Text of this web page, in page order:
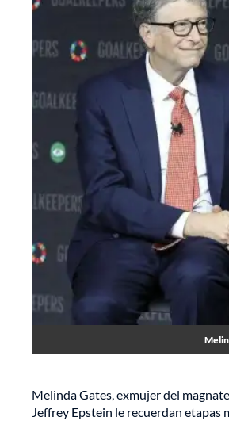
Melinda Gates, exmujer del
Jeffrey Epstein le recuerdan